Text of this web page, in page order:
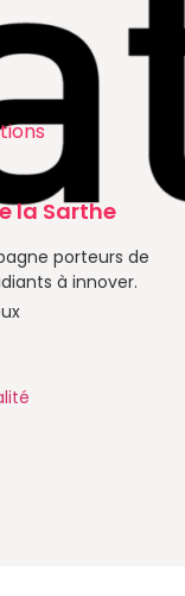
la Sarthe
porteurs de
à innover.